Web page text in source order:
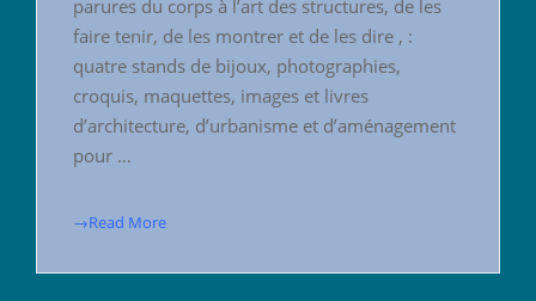
parures du corps à l’art des structures, de les
faire tenir, de les montrer et de les dire , :
quatre stands de bijoux, photographies,
croquis, maquettes, images et livres
d’architecture, d’urbanisme et d’aménagement
pour …
→Read More